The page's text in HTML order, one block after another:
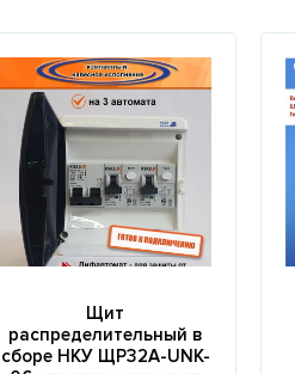
Щит
распределительный в
сборе НКУ ЩР32А-UNK-